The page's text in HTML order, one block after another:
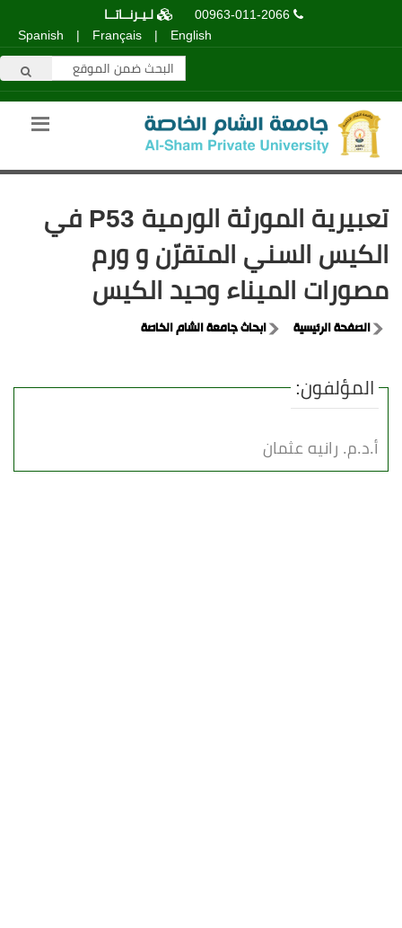
00963-011-2066
لـيـرنــاتــا
English
|
Français
|
Spanish
تعبيرية المورثة الورمية P53 في
الكيس السني المتقرّن و ورم
مصورات الميناء وحيد الكيس
الصفحة الرئيسية ابحاث جامعة الشام الخاصة
المؤلفون:
أ.د.م. رانيه عثمان